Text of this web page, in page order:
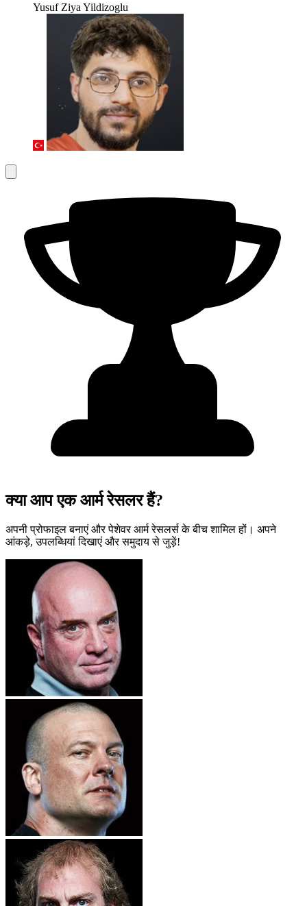
Yusuf Ziya Yildizoglu
क्या आप एक आर्म रेसलर हैं?
अपनी प्रोफाइल बनाएं और पेशेवर आर्म रेसलर्स के बीच शामिल हों। अपने
आंकड़े, उपलब्धियां दिखाएं और समुदाय से जुड़ें!